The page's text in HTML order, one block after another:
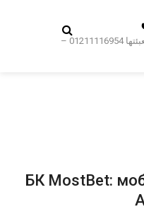
توريد ماكينات وخامات تغليف المنتجات و تعبئتها 01211116954 –
БК MostBet: